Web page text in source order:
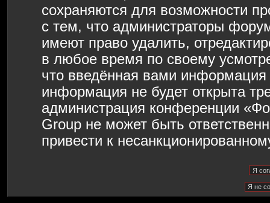
сохраняются для возможности
с тем, что администраторы
имеют право удалить,
в любое время по своему
что введённая вами информация
информация не будет открыта
администрация конференции
Group не может быть
привести к